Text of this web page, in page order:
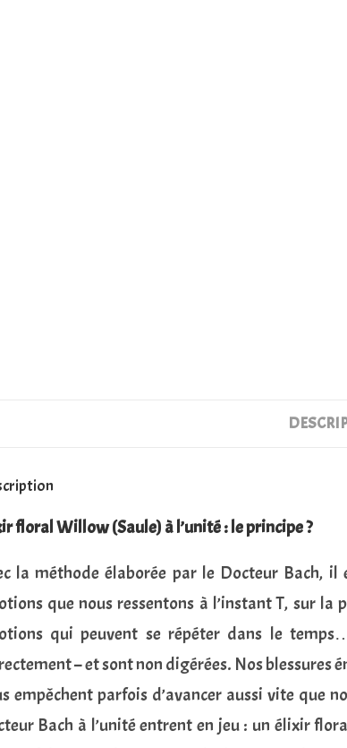
floral Willow (Saule) à l’unité : le principe ?
la méthode élaborée par le Docteur Bach,
que nous ressentons à l’instant T, sur
qui peuvent se répéter dans le
– et sont non digérées. Nos blessures
empêchent parfois d’avancer aussi vite que
Bach à l’unité entrent en jeu : un élixir